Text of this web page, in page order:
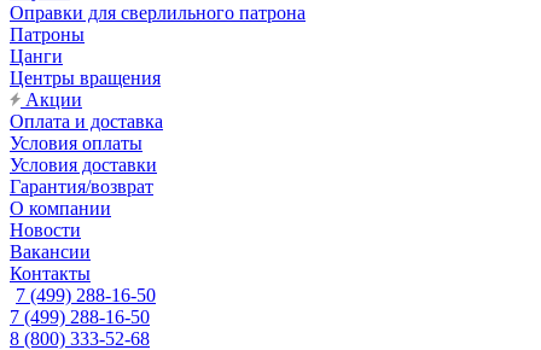
Оправки для сверлильного патрона
Патроны
Цанги
Центры вращения
Акции
Оплата и доставка
Условия оплаты
Условия доставки
Гарантия/возврат
О компании
Новости
Вакансии
Контакты
7 (499) 288-16-50
7 (499) 288-16-50
8 (800) 333-52-68